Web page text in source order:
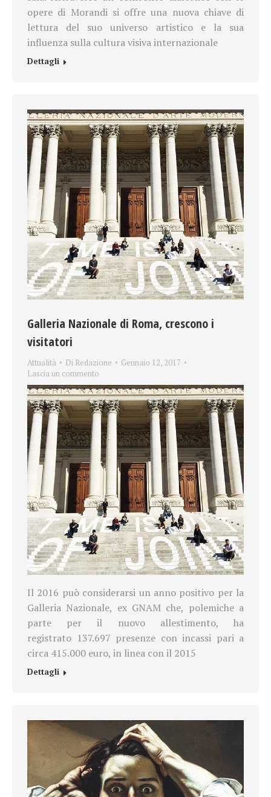
opere di Morandi si offre una nuova chiave di
lettura del suo universo artistico e la sua
influenza sulla cultura visiva internazionale
Dettagli
Galleria Nazionale di Roma, crescono i
visitatori
Attualità Di Redazione
Gennaio 12, 2017
Lascia un commento
Il 2016 può considerarsi un anno positivo per la
Galleria Nazionale, ex GNAM che, polemiche a
parte per il nuovo allestimento, ha
registrato 137.697 presenze con incassi pari a
circa 415.000 euro, in linea con il 2015
Dettagli